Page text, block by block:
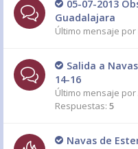
05-07-2013
Guadalajara
Último mensaje por
Salida a
14-16
Último mensaje por
Respuestas: 5
Navas de